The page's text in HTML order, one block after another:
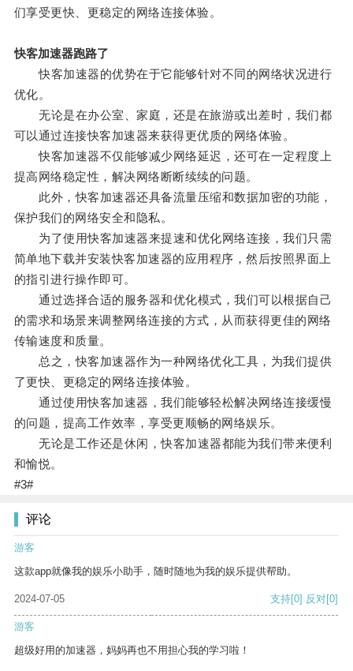
们享受更快、更稳定的网络连接体验。
快客加速器跑路了
快客加速器的优势在于它能够针对不同的网络状况进行
优化。
无论是在办公室、家庭，还是在旅游或出差时，我们都
可以通过连接快客加速器来获得更优质的网络体验。
快客加速器不仅能够减少网络延迟，还可在一定程度上
提高网络稳定性，解决网络断断续续的问题。
此外，快客加速器还具备流量压缩和数据加密的功能，
保护我们的网络安全和隐私。
为了使用快客加速器来提速和优化网络连接，我们只需
简单地下载并安装快客加速器的应用程序，然后按照界面上
的指引进行操作即可。
通过选择合适的服务器和优化模式，我们可以根据自己
的需求和场景来调整网络连接的方式，从而获得更佳的网络
传输速度和质量。
总之，快客加速器作为一种网络优化工具，为我们提供
了更快、更稳定的网络连接体验。
通过使用快客加速器，我们能够轻松解决网络连接缓慢
的问题，提高工作效率，享受更顺畅的网络娱乐。
无论是工作还是休闲，快客加速器都能为我们带来便利
和愉悦。
#3#
评论
游客
这款app就像我的娱乐小助手，随时随地为我的娱乐提供帮助。
2024-07-05 支持[0] 反对[0]
游客
超级好用的加速器，妈妈再也不用担心我的学习啦！